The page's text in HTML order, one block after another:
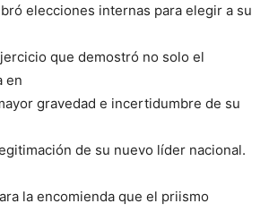
elecciones internas para elegir a su
que demostró no solo el
en
gravedad e incertidumbre de su
de su nuevo líder nacional.
la encomienda que el priismo